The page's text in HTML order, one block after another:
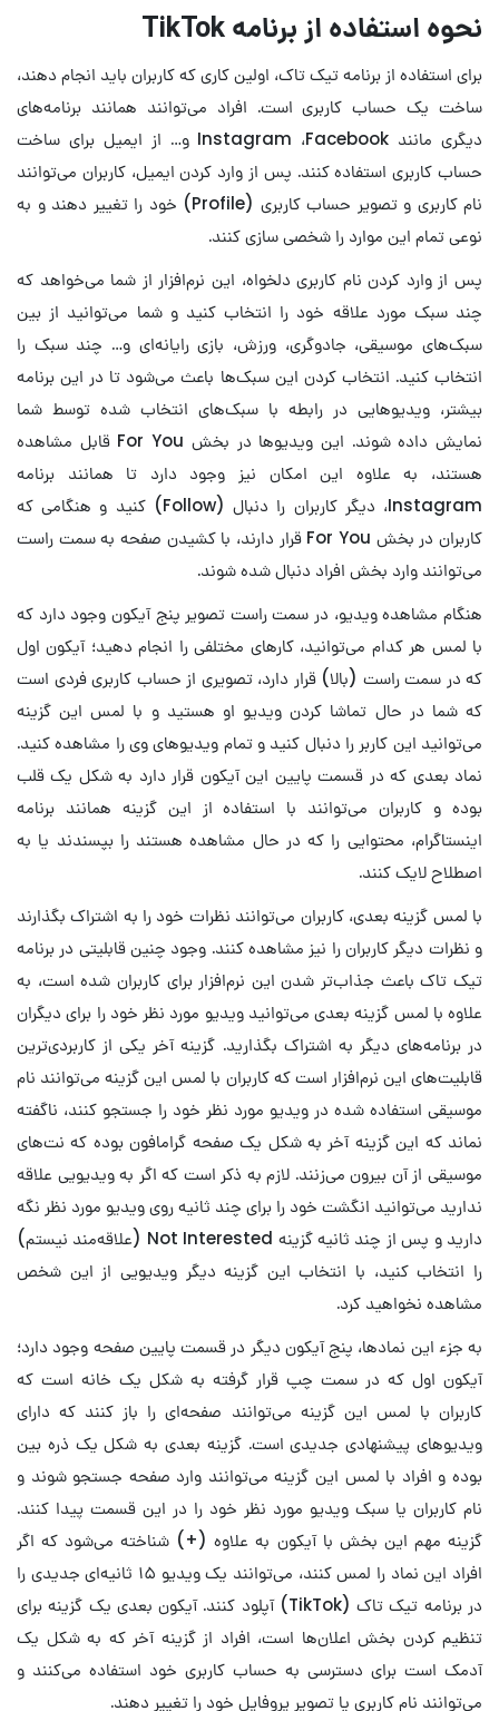
نحوه استفاده از برنامه TikTok
برای استفاده از برنامه تیک تاک، اولین کاری که کاربران باید انجام دهند،
ساخت یک حساب کاربری است. افراد می‌توانند همانند برنامه‌های
دیگری مانند Instagram ،Facebook و… از ایمیل برای ساخت
حساب کاربری استفاده کنند. پس از وارد کردن ایمیل، کاربران می‌توانند
نام کاربری و تصویر حساب کاربری (Profile) خود را تغییر دهند و به
نوعی تمام این موارد را شخصی سازی کنند.
پس از وارد کردن نام کاربری دلخواه، این نرم‌افزار از شما می‌خواهد که
چند سبک مورد علاقه خود را انتخاب کنید و شما می‌توانید از بین
سبک‌های موسیقی، جادوگری، ورزش، بازی رایانه‌ای و… چند سبک را
انتخاب کنید. انتخاب کردن این سبک‌ها باعث می‌شود تا در این برنامه
بیشتر، ویدیوهایی در رابطه با سبک‌های انتخاب شده توسط شما
نمایش داده شوند. این ویدیوها در بخش For You قابل مشاهده
هستند، به علاوه این امکان نیز وجود دارد تا همانند برنامه
Instagram، دیگر کاربران را دنبال (Follow) کنید و هنگامی که
کاربران در بخش For You قرار دارند، با کشیدن صفحه به سمت راست
می‌توانند وارد بخش افراد دنبال شده شوند.
هنگام مشاهده ویدیو، در سمت راست تصویر پنج آیکون وجود دارد که
با لمس هر کدام می‌توانید، کارهای مختلفی را انجام دهید؛ آیکون اول
که در سمت راست (بالا) قرار دارد، تصویری از حساب کاربری فردی است
که شما در حال تماشا کردن ویدیو او هستید و با لمس این گزینه
می‌توانید این کاربر را دنبال کنید و تمام ویدیوهای وی را مشاهده کنید.
نماد بعدی که در قسمت پایین این آیکون قرار دارد به شکل یک قلب
بوده و کاربران می‌توانند با استفاده از این گزینه همانند برنامه
اینستاگرام، محتوایی را که در حال مشاهده هستند را بپسندند یا به
اصطلاح لایک کنند.
با لمس گزینه بعدی، کاربران می‌توانند نظرات خود را به اشتراک بگذارند
و نظرات دیگر کاربران را نیز مشاهده کنند. وجود چنین قابلیتی در برنامه
تیک تاک باعث جذاب‌تر شدن این نرم‌افزار برای کاربران شده است، به
علاوه با لمس گزینه بعدی می‌توانید ویدیو مورد نظر خود را برای دیگران
در برنامه‌های دیگر به اشتراک بگذارید. گزینه آخر یکی از کاربردی‌ترین
قابلیت‌های این نرم‌افزار است که کاربران با لمس این گزینه می‌توانند نام
موسیقی استفاده شده در ویدیو مورد نظر خود را جستجو کنند، ناگفته
نماند که این گزینه آخر به شکل یک صفحه گرامافون بوده که نت‌های
موسیقی از آن بیرون می‌زنند. لازم به ذکر است که اگر به ویدیویی علاقه
ندارید می‌توانید انگشت خود را برای چند ثانیه روی ویدیو مورد نظر نگه
دارید و پس از چند ثانیه گزینه Not Interested (علاقه‌مند نیستم)
را انتخاب کنید، با انتخاب این گزینه دیگر ویدیویی از این شخص
مشاهده نخواهید کرد.
به جزء این نمادها، پنج آیکون دیگر در قسمت پایین صفحه وجود دارد؛
آیکون اول که در سمت چپ قرار گرفته به شکل یک خانه است که
کاربران با لمس این گزینه می‌توانند صفحه‌ای را باز کنند که دارای
ویدیوهای پیشنهادی جدیدی است. گزینه بعدی به شکل یک ذره بین
بوده و افراد با لمس این گزینه می‌توانند وارد صفحه جستجو شوند و
نام کاربران یا سبک ویدیو مورد نظر خود را در این قسمت پیدا کنند.
گزینه مهم این بخش با آیکون به علاوه (+) شناخته می‌شود که اگر
افراد این نماد را لمس کنند، می‌توانند یک ویدیو ۱۵ ثانیه‌ای جدیدی را
در برنامه تیک تاک (TikTok) آپلود کنند. آیکون بعدی یک گزینه برای
تنظیم کردن بخش اعلان‌ها است، افراد از گزینه آخر که به شکل یک
آدمک است برای دسترسی به حساب کاربری خود استفاده می‌کنند و
می‌توانند نام کاربری یا تصویر پروفایل خود را تغییر دهند.